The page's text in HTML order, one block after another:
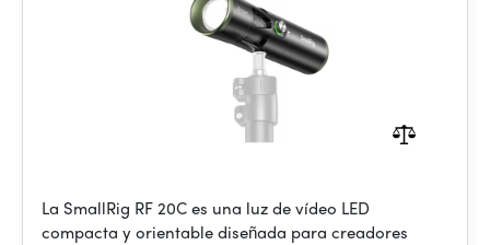
La SmallRig RF 20C es una luz de vídeo LED
compacta y orientable diseñada para creadores